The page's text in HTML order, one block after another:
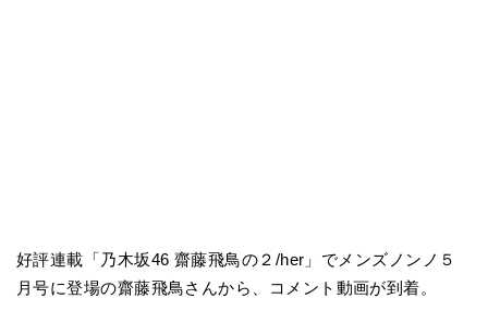
好評連載「乃木坂46 齋藤飛鳥の２/her」でメンズノンノ５
月号に登場の齋藤飛鳥さんから、コメント動画が到着。